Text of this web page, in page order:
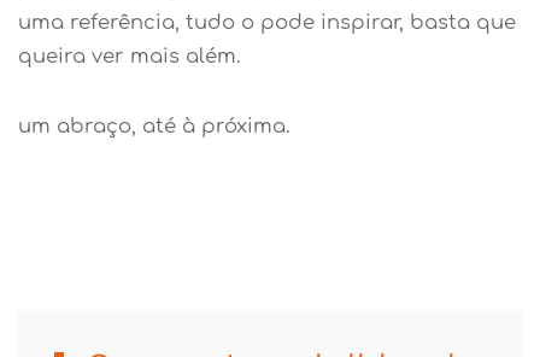
uma referência, tudo o pode inspirar, basta que
queira ver mais além.
um abraço, até à próxima.